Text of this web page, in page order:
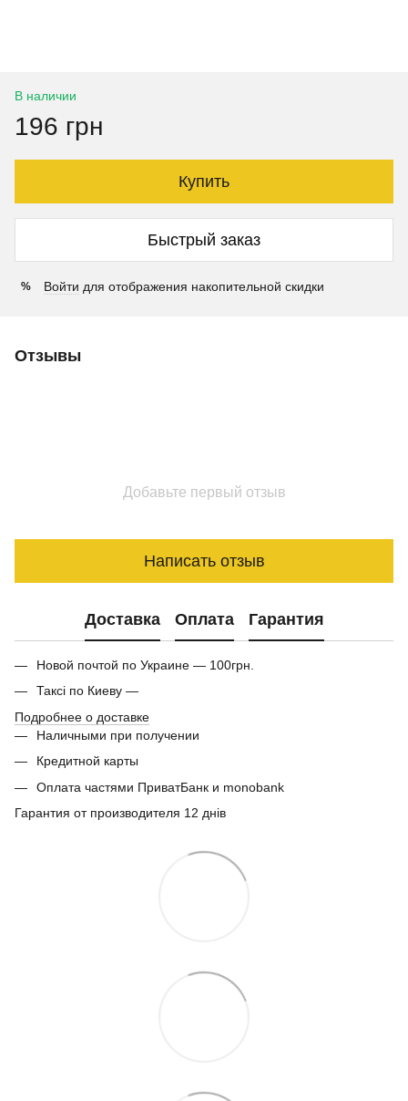
В наличии
196 грн
Купить
Быстрый заказ
% Войти для отображения накопительной скидки
Отзывы
Добавьте первый отзыв
Написать отзыв
Доставка Оплата Гарантия
Новой почтой по Украине — 100грн.
Таксі по Киеву —
Подробнее о доставке
Наличными при получении
Кредитной карты
Оплата частями ПриватБанк и monobank
Гарантия от производителя 12 днів